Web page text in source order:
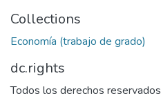
Collections
Economía (trabajo de grado)
dc.rights
Todos los derechos reservados